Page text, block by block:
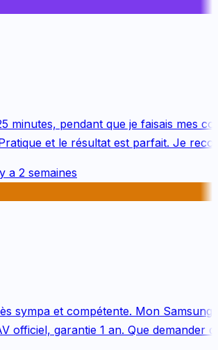
pendant que je faisais mes
et le résultat est parfait. Je
2 semaines
sympa et compétente. Mon Samsung
garantie 1 an. Que demander de